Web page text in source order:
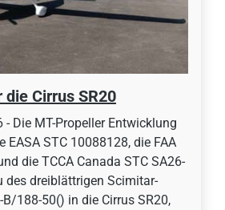
Cirrus SR20
Die MT-Propeller Entwicklung
EASA STC 10088128, die FAA
die TCCA Canada STC SA26-
des dreiblättrigen Scimitar-
188-50() in die Cirrus SR20,